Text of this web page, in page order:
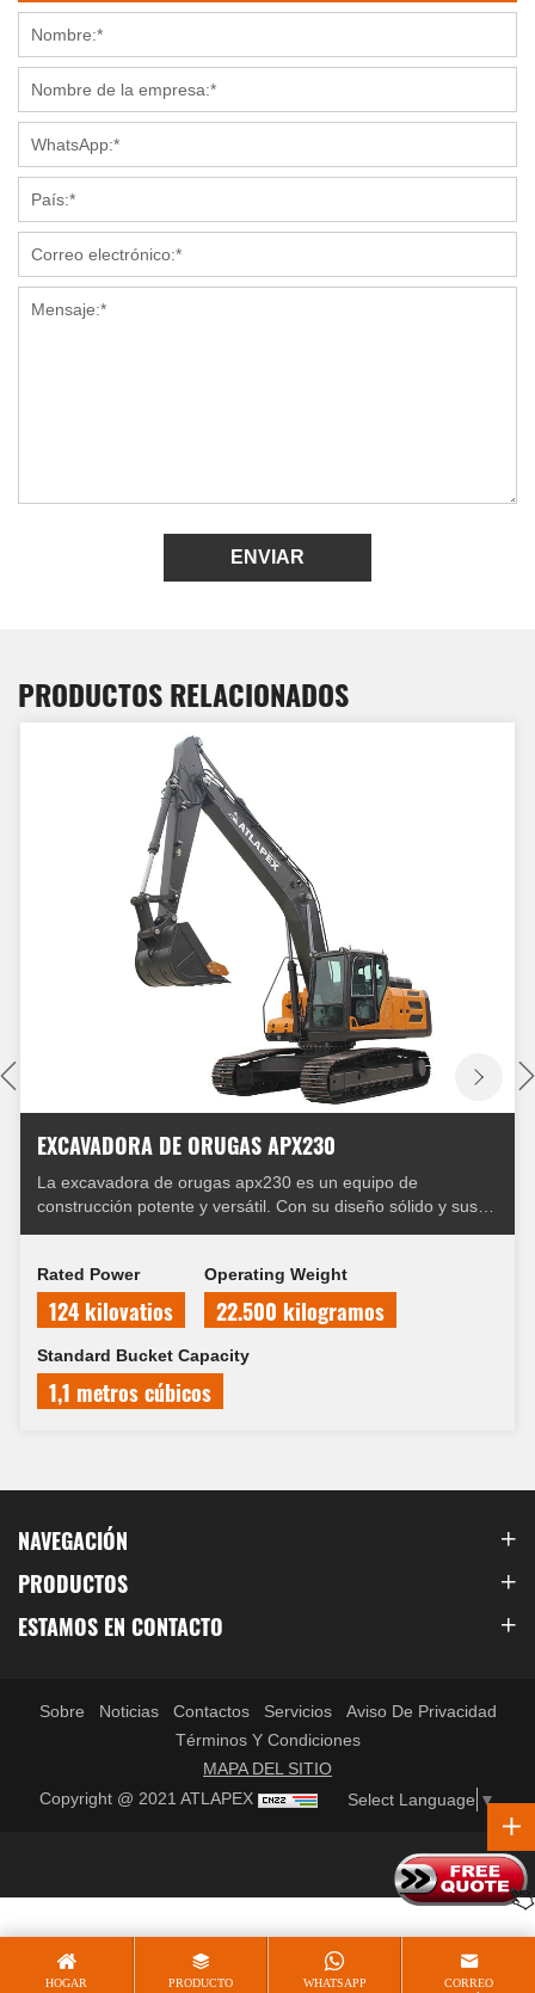
ENVIAR
PRODUCTOS RELACIONADOS
EXCAVADORA DE ORUGAS APX230
La excavadora de orugas apx230 es un equipo de
construcción potente y versátil. Con su diseño sólido y sus
estructuras o levantando objetos pesados, el apx230 puede
hacer frente a los desafíos.
Rated Power
124 kilovatios
Operating Weight
22.500 kilogramos
Standard Bucket Capacity
1,1 metros cúbicos
NAVEGACIÓN
PRODUCTOS
ESTAMOS EN CONTACTO
Sobre Noticias Contactos Servicios
Aviso De Privacidad
Términos Y Condiciones
MAPA DEL SITIO
Copyright @ 2021 ATLAPEX
Select Language ▼
HOGAR PRODUCTO WHATSAPP CORREO